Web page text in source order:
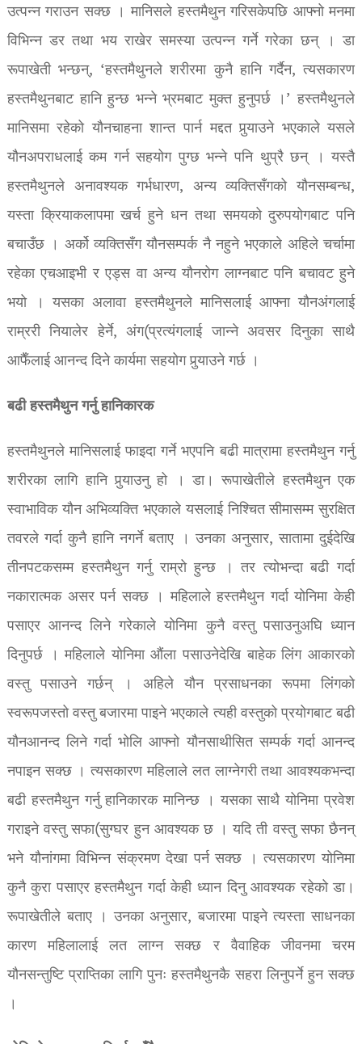
उत्पन्न गराउन सक्छ । मानिसले हस्तमैथुन गरिसकेपछि आफ्नो मनमा
विभिन्न डर तथा भय राखेर समस्या उत्पन्न गर्ने गरेका छन् । डा
रूपाखेती भन्छन्, ‘हस्तमैथुनले शरीरमा कुनै हानि गर्दैन, त्यसकारण
हस्तमैथुनबाट हानि हुन्छ भन्ने भ्रमबाट मुक्त हुनुपर्छ ।’ हस्तमैथुनले
मानिसमा रहेको यौनचाहना शान्त पार्न मद्दत पुर्‍याउने भएकाले यसले
यौनअपराधलाई कम गर्न सहयोग पुग्छ भन्ने पनि थुप्रै छन् । यस्तै
हस्तमैथुनले अनावश्यक गर्भधारण, अन्य व्यक्तिसँगको यौनसम्बन्ध,
यस्ता क्रियाकलापमा खर्च हुने धन तथा समयको दुरुपयोगबाट पनि
बचाउँछ । अर्को व्यक्तिसँग यौनसम्पर्क नै नहुने भएकाले अहिले चर्चामा
रहेका एचआइभी र एड्स वा अन्य यौनरोग लाग्नबाट पनि बचावट हुने
भयो । यसका अलावा हस्तमैथुनले मानिसलाई आफ्ना यौनअंगलाई
राम्ररी नियालेर हेर्ने, अंग(प्रत्यंगलाई जान्ने अवसर दिनुका साथै
आफैँलाई आनन्द दिने कार्यमा सहयोग पुर्‍याउने गर्छ ।
बढी हस्तमैथुन गर्नु हानिकारक
हस्तमैथुनले मानिसलाई फाइदा गर्ने भएपनि बढी मात्रामा हस्तमैथुन गर्नु
शरीरका लागि हानि पुर्‍याउनु हो । डा। रूपाखेतीले हस्तमैथुन एक
स्वाभाविक यौन अभिव्यक्ति भएकाले यसलाई निश्चित सीमासम्म सुरक्षित
तवरले गर्दा कुनै हानि नगर्ने बताए । उनका अनुसार, सातामा दुईदेखि
तीनपटकसम्म हस्तमैथुन गर्नु राम्रो हुन्छ । तर त्योभन्दा बढी गर्दा
नकारात्मक असर पर्न सक्छ । महिलाले हस्तमैथुन गर्दा योनिमा केही
पसाएर आनन्द लिने गरेकाले योनिमा कुनै वस्तु पसाउनुअघि ध्यान
दिनुपर्छ । महिलाले योनिमा औंला पसाउनेदेखि बाहेक लिंग आकारको
वस्तु पसाउने गर्छन् । अहिले यौन प्रसाधनका रूपमा लिंगको
स्वरूपजस्तो वस्तु बजारमा पाइने भएकाले त्यही वस्तुको प्रयोगबाट बढी
यौनआनन्द लिने गर्दा भोलि आफ्नो यौनसाथीसित सम्पर्क गर्दा आनन्द
नपाइन सक्छ । त्यसकारण महिलाले लत लाग्नेगरी तथा आवश्यकभन्दा
बढी हस्तमैथुन गर्नु हानिकारक मानिन्छ । यसका साथै योनिमा प्रवेश
गराइने वस्तु सफा(सुग्घर हुन आवश्यक छ । यदि ती वस्तु सफा छैनन्
भने यौनांगमा विभिन्न संक्रमण देखा पर्न सक्छ । त्यसकारण योनिमा
कुनै कुरा पसाएर हस्तमैथुन गर्दा केही ध्यान दिनु आवश्यक रहेको डा।
रूपाखेतीले बताए । उनका अनुसार, बजारमा पाइने त्यस्ता साधनका
कारण महिलालाई लत लाग्न सक्छ र वैवाहिक जीवनमा चरम
यौनसन्तुष्टि प्राप्तिका लागि पुनः हस्तमैथुनकै सहरा लिनुपर्ने हुन सक्छ
।